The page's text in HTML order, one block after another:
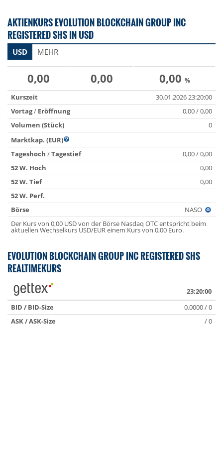
AKTIENKURS EVOLUTION BLOCKCHAIN GROUP INC
REGISTERED SHS IN USD
USD MEHR
0,00 0,00 0,00 %
Kurszeit
30.01.2026 23:20:00
Vortag/ Eröffnung
0,00 / 0,00
Volumen (Stück)
0
Marktkap. (EUR)
Tageshoch /Tagestief
0,00 / 0,00
52 W. Hoch
0,00
52 W. Tief
0,00
52 W. Perf.
Börse
NASO
Der Kurs von 0,00 USD von der Börse Nasdaq OTC entspricht beim
aktuellen Wechselkurs USD/EUR einem Kurs von 0,00 Euro.
EVOLUTION BLOCKCHAIN GROUP INC REGISTERED SHS
REALTIMEKURS
23:20:00
BID / BID-Size
0.0000 / 0
ASK / ASK-Size
/ 0